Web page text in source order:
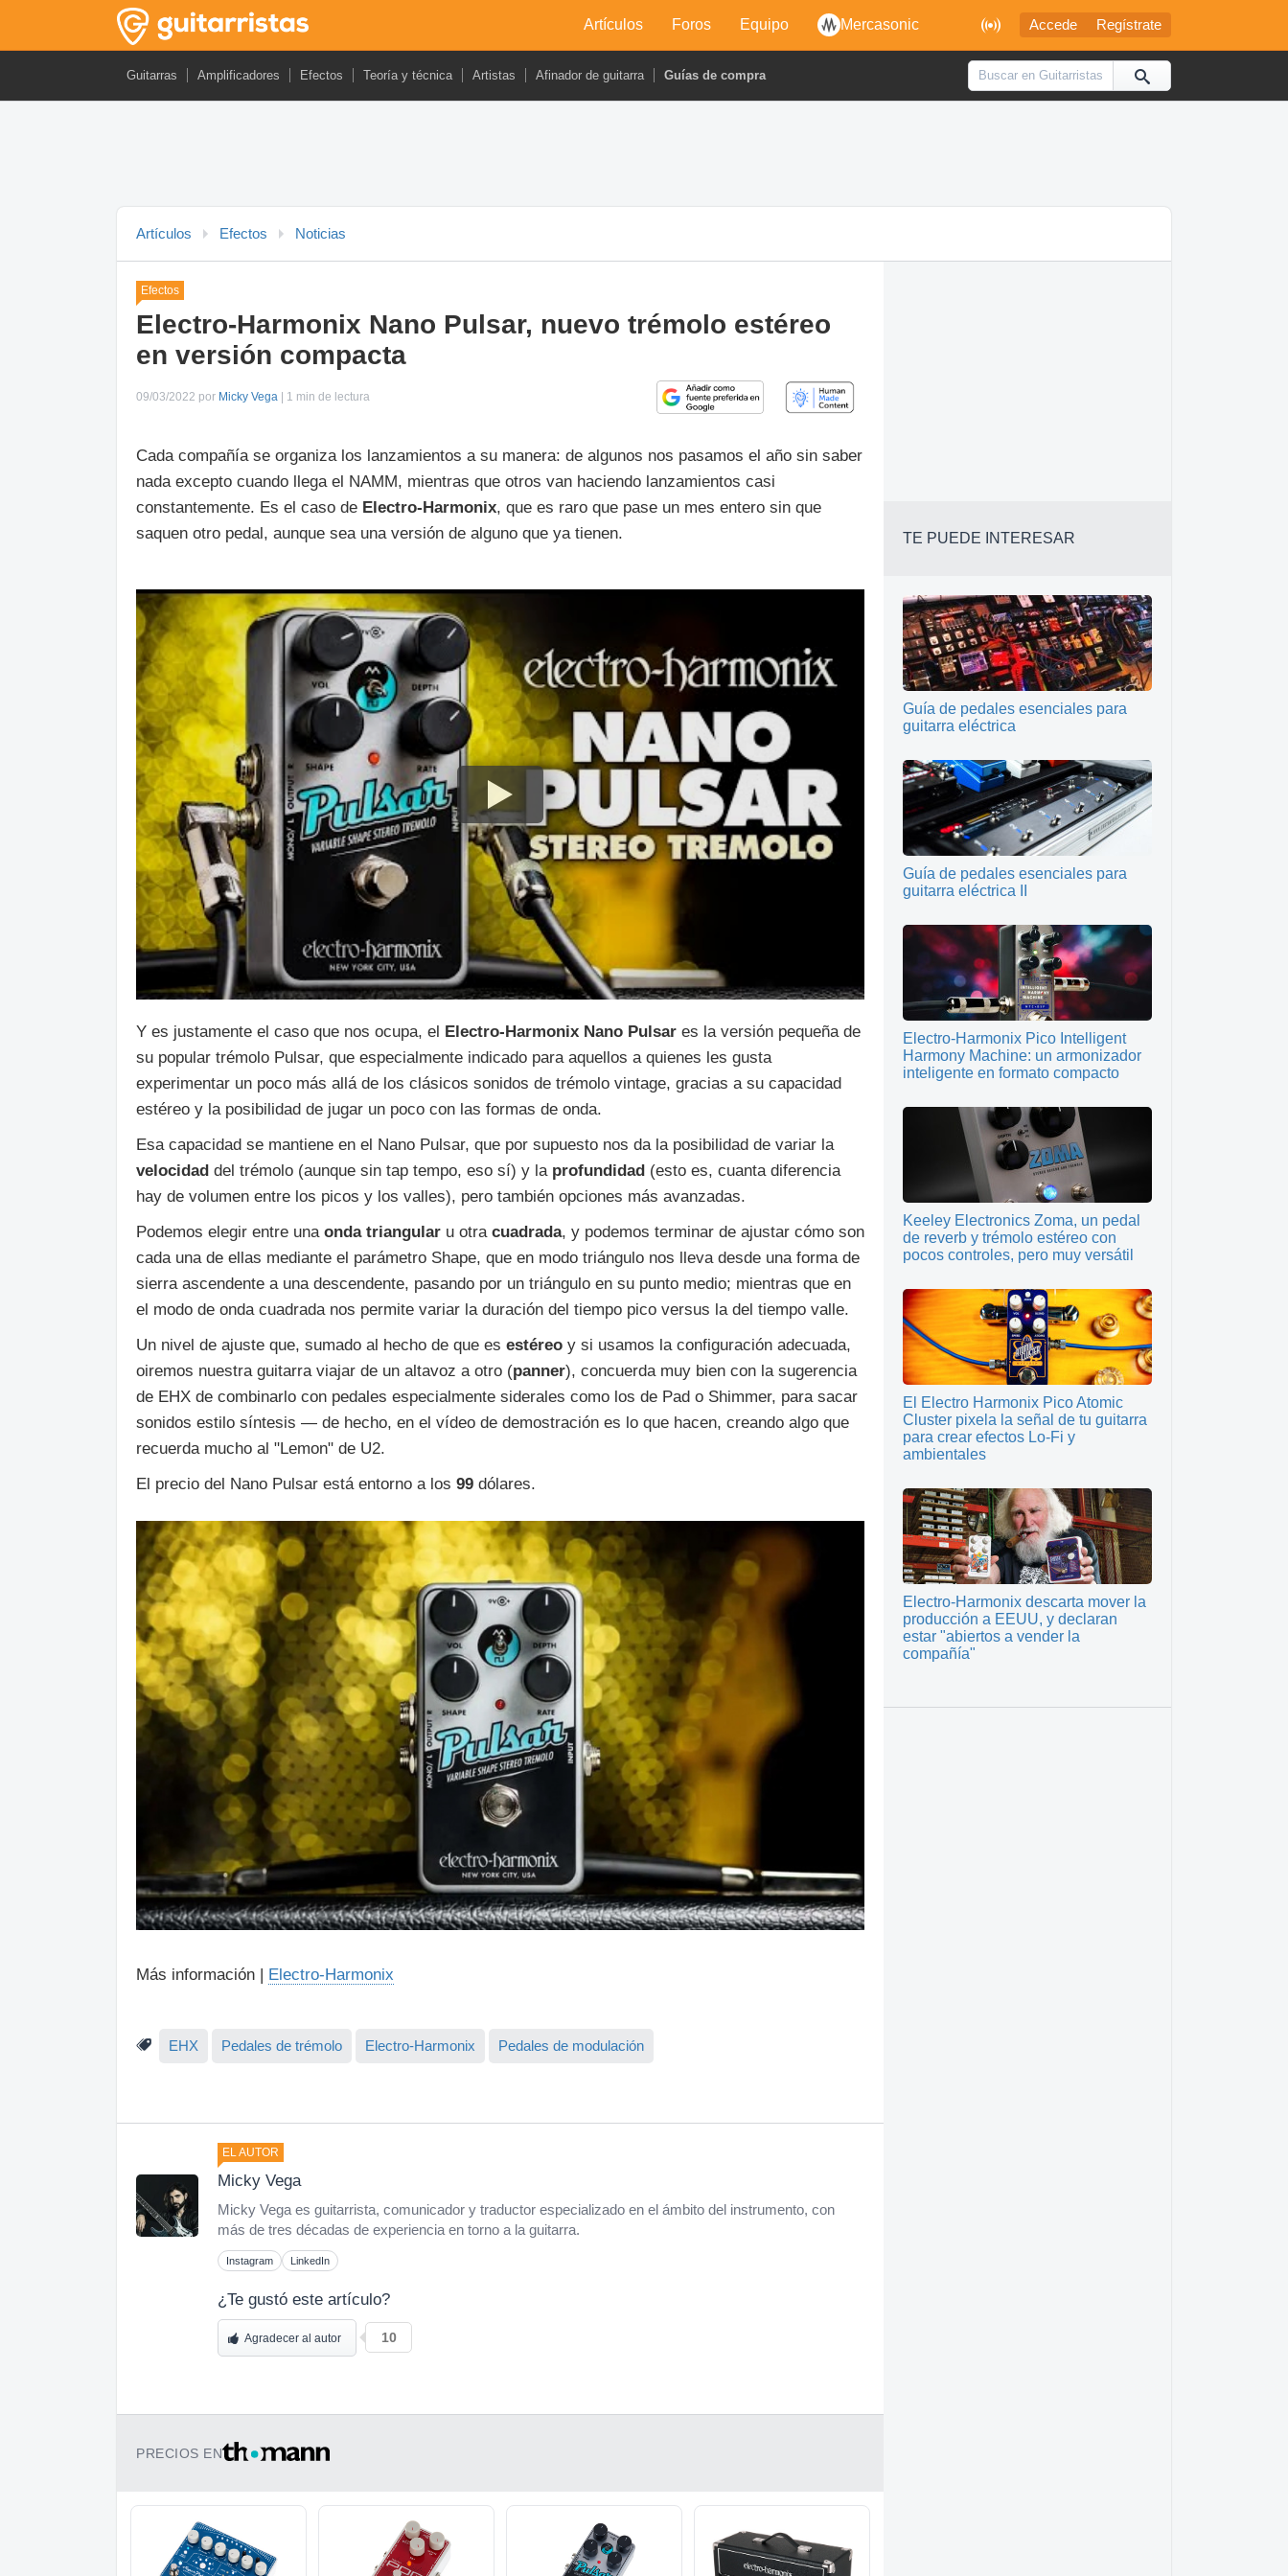
 Accede Regístrate
Artículos Foros Equipo Mercasonic
Guitarras Amplificadores Efectos Teoría y técnica Artistas Afinador de guitarra Guías de compra
Artículos Efectos Noticias
Efectos
Electro-Harmonix Nano Pulsar, nuevo trémolo estéreo
en versión compacta
09/03/2022 por Micky Vega | 1 min de lectura
Cada compañía se organiza los lanzamientos a su manera: de algunos nos pasamos el año sin saber
nada excepto cuando llega el NAMM, mientras que otros van haciendo lanzamientos casi
constantemente. Es el caso de Electro-Harmonix, que es raro que pase un mes entero sin que
saquen otro pedal, aunque sea una versión de alguno que ya tienen.
Y es justamente el caso que nos ocupa, el Electro-Harmonix Nano Pulsar es la versión pequeña de
su popular trémolo Pulsar, que especialmente indicado para aquellos a quienes les gusta
experimentar un poco más allá de los clásicos sonidos de trémolo vintage, gracias a su capacidad
estéreo y la posibilidad de jugar un poco con las formas de onda.
Esa capacidad se mantiene en el Nano Pulsar, que por supuesto nos da la posibilidad de variar la
velocidad del trémolo (aunque sin tap tempo, eso sí) y la profundidad (esto es, cuanta diferencia
hay de volumen entre los picos y los valles), pero también opciones más avanzadas.
Podemos elegir entre una onda triangular u otra cuadrada, y podemos terminar de ajustar cómo son
cada una de ellas mediante el parámetro Shape, que en modo triángulo nos lleva desde una forma de
sierra ascendente a una descendente, pasando por un triángulo en su punto medio; mientras que en
el modo de onda cuadrada nos permite variar la duración del tiempo pico versus la del tiempo valle.
Un nivel de ajuste que, sumado al hecho de que es estéreo y si usamos la configuración adecuada,
oiremos nuestra guitarra viajar de un altavoz a otro (panner), concuerda muy bien con la sugerencia
de EHX de combinarlo con pedales especialmente siderales como los de Pad o Shimmer, para sacar
sonidos estilo síntesis — de hecho, en el vídeo de demostración es lo que hacen, creando algo que
recuerda mucho al "Lemon" de U2.
El precio del Nano Pulsar está entorno a los 99 dólares.
Más información | Electro-Harmonix
EHX Pedales de trémolo Electro-Harmonix Pedales de modulación
EL AUTOR
Micky Vega
Micky Vega es guitarrista, comunicador y traductor especializado en el ámbito del instrumento, con
más de tres décadas de experiencia en torno a la guitarra.
Instagram LinkedIn
¿Te gustó este artículo?
Agradecer al autor 10
PRECIOS EN
TE PUEDE INTERESAR
Guía de pedales esenciales para
guitarra eléctrica
Guía de pedales esenciales para
guitarra eléctrica II
Electro-Harmonix Pico Intelligent
Harmony Machine: un armonizador
inteligente en formato compacto
Keeley Electronics Zoma, un pedal
de reverb y trémolo estéreo con
pocos controles, pero muy versátil
El Electro Harmonix Pico Atomic
Cluster pixela la señal de tu guitarra
para crear efectos Lo-Fi y
ambientales
Electro-Harmonix descarta mover la
producción a EEUU, y declaran
estar "abiertos a vender la
compañía"